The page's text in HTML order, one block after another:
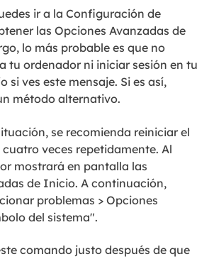
ir a la Configuración de
las Opciones Avanzadas de
lo más probable es que no
tu ordenador ni iniciar sesión en tu
si ves este mensaje. Si es así,
método alternativo.
se recomienda reiniciar el
veces repetidamente. Al
mostrará en pantalla las
de Inicio. A continuación,
problemas > Opciones
del sistema".
comando justo después de que